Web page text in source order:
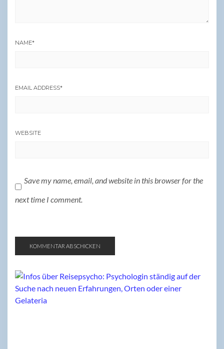
NAME*
EMAIL ADDRESS*
WEBSITE
Save my name, email, and website in this browser for the
next time I comment.